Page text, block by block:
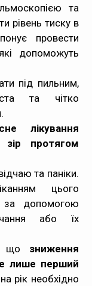
та
рівень тиску в
провести
допоможуть
під пильним,
та чітко
лікування
протягом
та паніки.
цього
за допомогою
або їх
що зниження
лише перший
рік необхідно